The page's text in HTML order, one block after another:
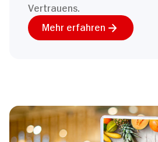
Vertrauens.
Mehr erfahren